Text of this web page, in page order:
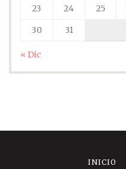
23
24 25
30
31
« Dic
INICIO